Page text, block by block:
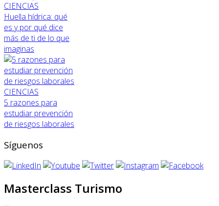
CIENCIAS
Huella hídrica: qué
es y por qué dice
más de ti de lo que
imaginas
CIENCIAS
5 razones para
estudiar prevención
de riesgos laborales
Síguenos
Masterclass Turismo